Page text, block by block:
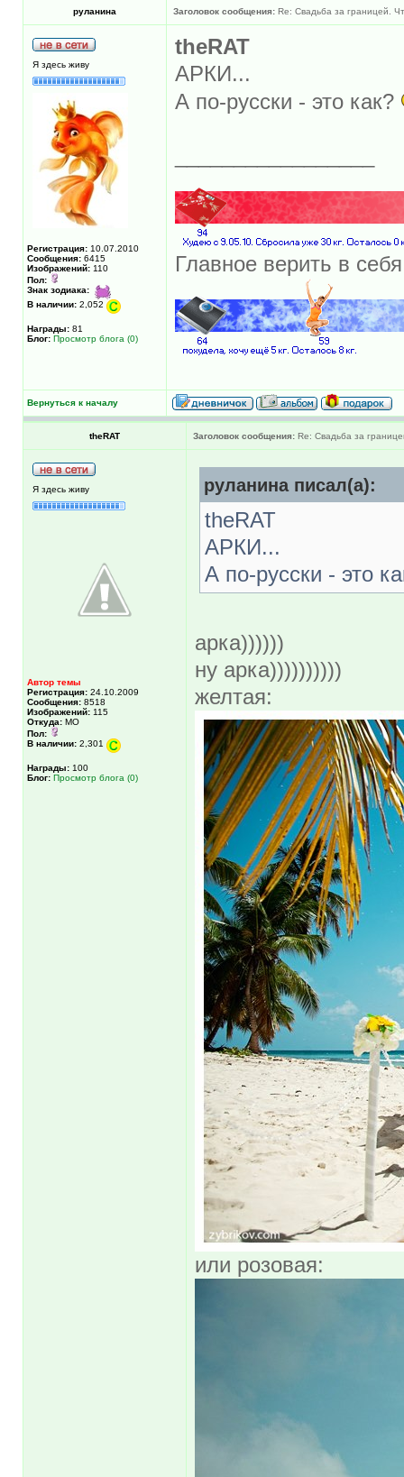
руланина Заголовок сообщения: Re: Свадьба за границей.
Я здесь живу
Регистрация: 10.07.2010
Сообщения: 6415
Изображений: 110
Пол:
Знак зодиака:
В наличии: 2,052
Награды: 81
Блог: Просмотр блога (0)
theRAT
АРКИ...
А по-русски - это как?
Главное верить в
Вернуться к началу
theRAT Заголовок сообщения: Re: Свадьба за
Я здесь живу
Автор темы
Регистрация: 24.10.2009
Сообщения: 8518
Изображений: 115
Откуда: МО
Пол:
В наличии: 2,301
Награды: 100
Блог: Просмотр блога (0)
руланина писал(а):
theRAT
АРКИ...
А по-русски - это
арка))))))
ну арка))))))))))
желтая:
или розовая: